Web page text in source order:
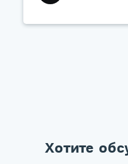
Хотите